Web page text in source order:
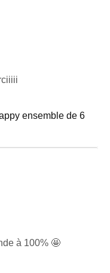
ensemble de 6
à 100% 🤩